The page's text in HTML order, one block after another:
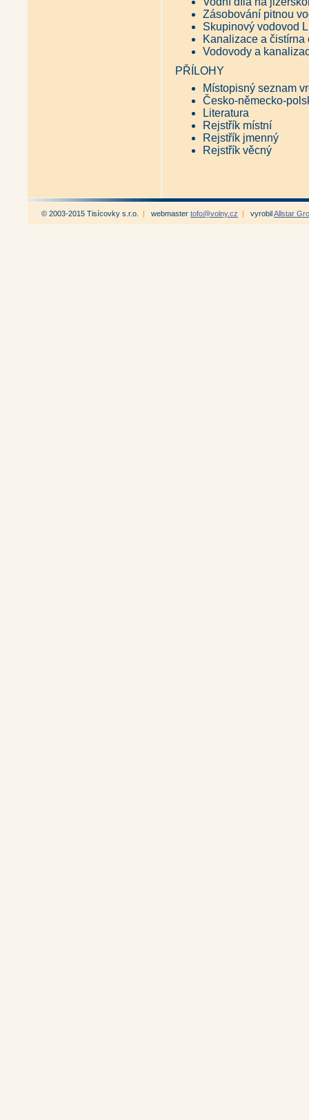
Zásobování pitnou
Skupinový vodovod
Kanalizace a
Vodovody a
PŘÍLOHY
Místopisný seznam
Česko-německo-
Literatura
Rejstřík místní
Rejstřík jmenný
Rejstřík věcný
© 2003-2015 Tisícovky s.r.o. | webmaster tofo@volny.cz | vyrobilAllstar